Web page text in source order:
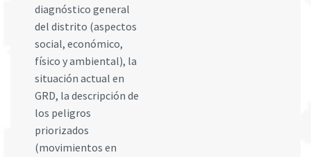
diagnóstico general
del distrito (aspectos
social, económico,
físico y ambiental), la
situación actual en
GRD, la descripción de
los peligros
priorizados
(movimientos en